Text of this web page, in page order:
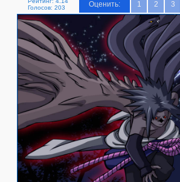
Голосов: 203
Оценить: 1 2 3